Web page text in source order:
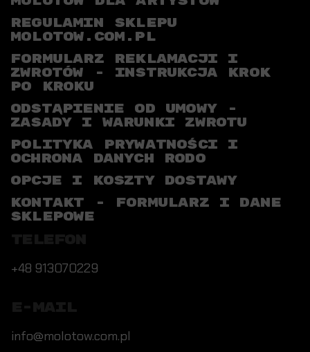
REGULAMIN SKLEPU
MOLOTOW.COM.PL
FORMULARZ REKLAMACJI I
ZWROTÓW - INSTRUKCJA KROK
PO KROKU
ODSTĄPIENIE OD UMOWY -
ZASADY I WARUNKI ZWROTU
POLITYKA PRYWATNOŚCI I
OCHRONA DANYCH RODO
OPCJE I KOSZTY DOSTAWY
KONTAKT - FORMULARZ I DANE
SKLEPOWE
+48 913070229
info@molotow.com.pl